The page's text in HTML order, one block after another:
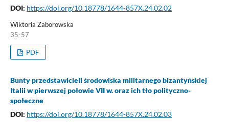
DOI: https://doi.org/10.18778/1644-857X.24.02.02
Wiktoria Zaborowska
35-57
PDF
Bunty przedstawicieli środowiska militarnego bizantyńskiej
Italii w pierwszej połowie VII w. oraz ich tło polityczno-
społeczne
DOI: https://doi.org/10.18778/1644-857X.24.02.03